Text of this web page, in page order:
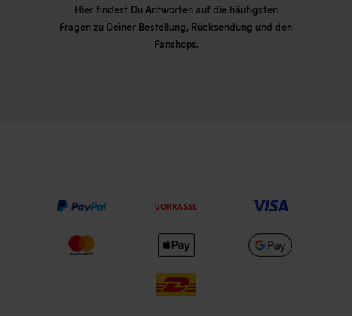
Hier findest Du Antworten auf die häufigsten
Fragen zu Deiner Bestellung, Rücksendung und den
Fanshops.
VORKASSE